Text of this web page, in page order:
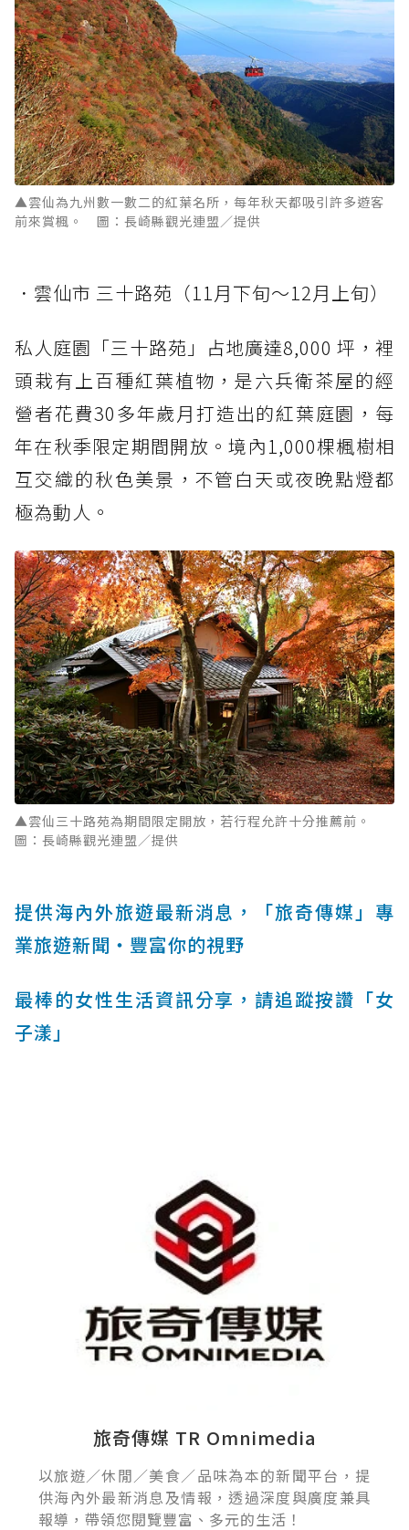
▲雲仙為九州數一數二的紅葉名所，每年秋天都吸引許多遊客
前來賞楓。 圖：長崎縣觀光連盟／提供
．雲仙市 三十路苑（11月下旬～12月上旬）
私人庭園「三十路苑」占地廣達8,000 坪，裡
頭栽有上百種紅葉植物，是六兵衛茶屋的經
營者花費30多年歲月打造出的紅葉庭園，每
年在秋季限定期間開放。境內1,000棵楓樹相
互交織的秋色美景，不管白天或夜晚點燈都
極為動人。
▲雲仙三十路苑為期間限定開放，若行程允許十分推薦前。
圖：長崎縣觀光連盟／提供
提供海內外旅遊最新消息，「旅奇傳媒」專
業旅遊新聞‧豐富你的視野
最棒的女性生活資訊分享，請追蹤按讚「女
子漾」
旅奇傳媒 TR Omnimedia
以旅遊／休閒／美食／品味為本的新聞平台，提
供海內外最新消息及情報，透過深度與廣度兼具
報導，帶領您閱覽豐富、多元的生活！